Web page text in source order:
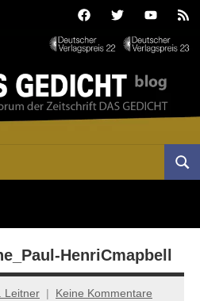
FacebookTwitterYoutube
HenriCmapbell
Leitner Keine Kommentare